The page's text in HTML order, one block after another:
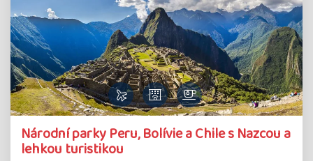
Národní parky Peru, Bolívie a Chile s Nazcou a
lehkou turistikou